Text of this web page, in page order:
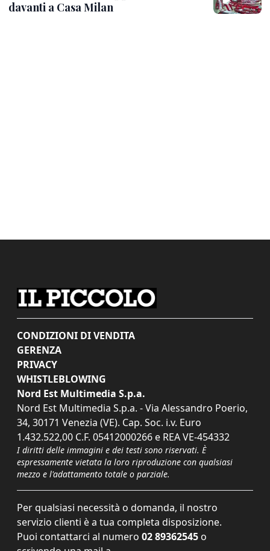
davanti a Casa Milan
CONDIZIONI DI VENDITA
GERENZA
PRIVACY
WHISTLEBLOWING
Nord Est Multimedia S.p.a.
Nord Est Multimedia S.p.a. - Via Alessandro Poerio,
34, 30171 Venezia (VE). Cap. Soc. i.v. Euro
1.432.522,00 C.F. 05412000266 e REA VE-454332
I diritti delle immagini e dei testi sono riservati. È
espressamente vietata la loro riproduzione con qualsiasi
mezzo e l'adattamento totale o parziale.
Per qualsiasi necessità o domanda, il nostro
servizio clienti è a tua completa disposizione.
Puoi contattarci al numero 02 89362545 o